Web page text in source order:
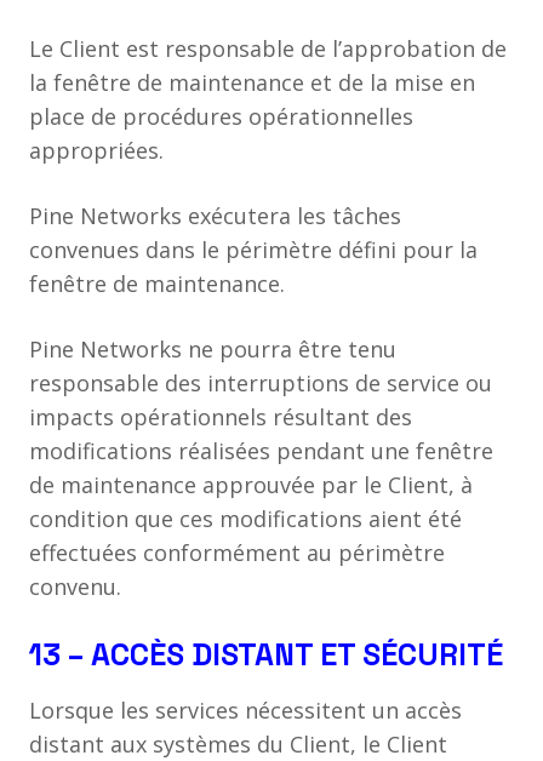
Le Client est responsable de l’approbation de
la fenêtre de maintenance et de la mise en
place de procédures opérationnelles
appropriées.
Pine Networks exécutera les tâches
convenues dans le périmètre défini pour la
fenêtre de maintenance.
Pine Networks ne pourra être tenu
responsable des interruptions de service ou
impacts opérationnels résultant des
modifications réalisées pendant une fenêtre
de maintenance approuvée par le Client, à
condition que ces modifications aient été
effectuées conformément au périmètre
convenu.
13 – ACCÈS DISTANT ET SÉCURITÉ
Lorsque les services nécessitent un accès
distant aux systèmes du Client, le Client